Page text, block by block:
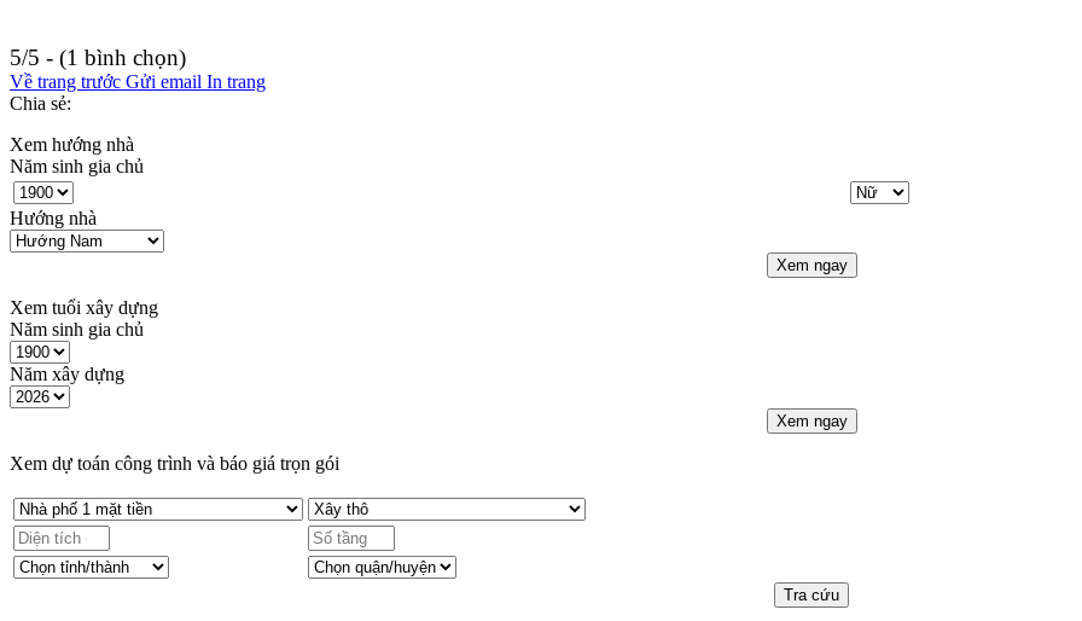
5/5 - (1 bình chọn)
Về trang trước Gửi email In trang
Chia sẻ:
Xem hướng nhà
Năm sinh gia chủ
Hướng nhà
Xem ngay
Xem tuổi xây dựng
Năm sinh gia chủ
Năm xây dựng
Xem ngay
Xem dự toán công trình và báo giá trọn gói
Tra cứu